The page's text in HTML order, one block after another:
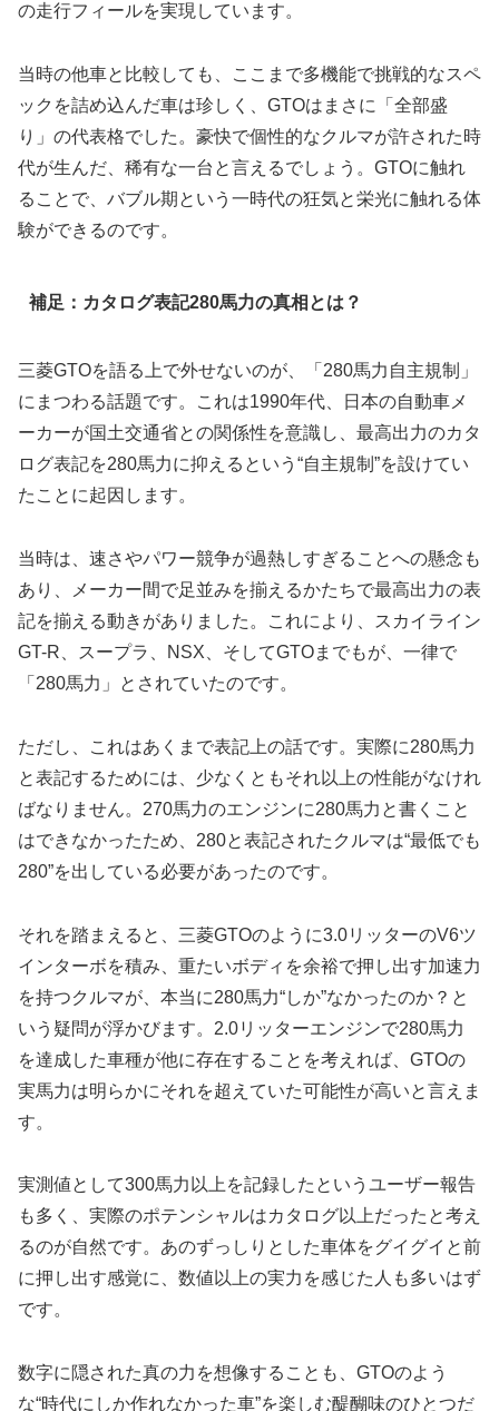
の走行フィールを実現しています。
当時の他車と比較しても、ここまで多機能で挑戦的なスペ
ックを詰め込んだ車は珍しく、GTOはまさに「全部盛
り」の代表格でした。豪快で個性的なクルマが許された時
代が生んだ、稀有な一台と言えるでしょう。GTOに触れ
ることで、バブル期という一時代の狂気と栄光に触れる体
験ができるのです。
補足：カタログ表記280馬力の真相とは？
三菱GTOを語る上で外せないのが、「280馬力自主規制」
にまつわる話題です。これは1990年代、日本の自動車メ
ーカーが国土交通省との関係性を意識し、最高出力のカタ
ログ表記を280馬力に抑えるという“自主規制”を設けてい
たことに起因します。
当時は、速さやパワー競争が過熱しすぎることへの懸念も
あり、メーカー間で足並みを揃えるかたちで最高出力の表
記を揃える動きがありました。これにより、スカイライン
GT-R、スープラ、NSX、そしてGTOまでもが、一律で
「280馬力」とされていたのです。
ただし、これはあくまで表記上の話です。実際に280馬力
と表記するためには、少なくともそれ以上の性能がなけれ
ばなりません。270馬力のエンジンに280馬力と書くこと
はできなかったため、280と表記されたクルマは“最低でも
280”を出している必要があったのです。
それを踏まえると、三菱GTOのように3.0リッターのV6ツ
インターボを積み、重たいボディを余裕で押し出す加速力
を持つクルマが、本当に280馬力“しか”なかったのか？と
いう疑問が浮かびます。2.0リッターエンジンで280馬力
を達成した車種が他に存在することを考えれば、GTOの
実馬力は明らかにそれを超えていた可能性が高いと言えま
す。
実測値として300馬力以上を記録したというユーザー報告
も多く、実際のポテンシャルはカタログ以上だったと考え
るのが自然です。あのずっしりとした車体をグイグイと前
に押し出す感覚に、数値以上の実力を感じた人も多いはず
です。
数字に隠された真の力を想像することも、GTOのよう
な“時代にしか作れなかった車”を楽しむ醍醐味のひとつだ